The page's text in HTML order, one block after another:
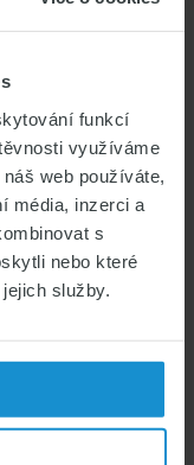
funkcí
využíváme
web používáte,
média, inzerci a
s
nebo které
služby.
službám a
že čím
osoby, tím
pro
snadno
S pomocí
pro